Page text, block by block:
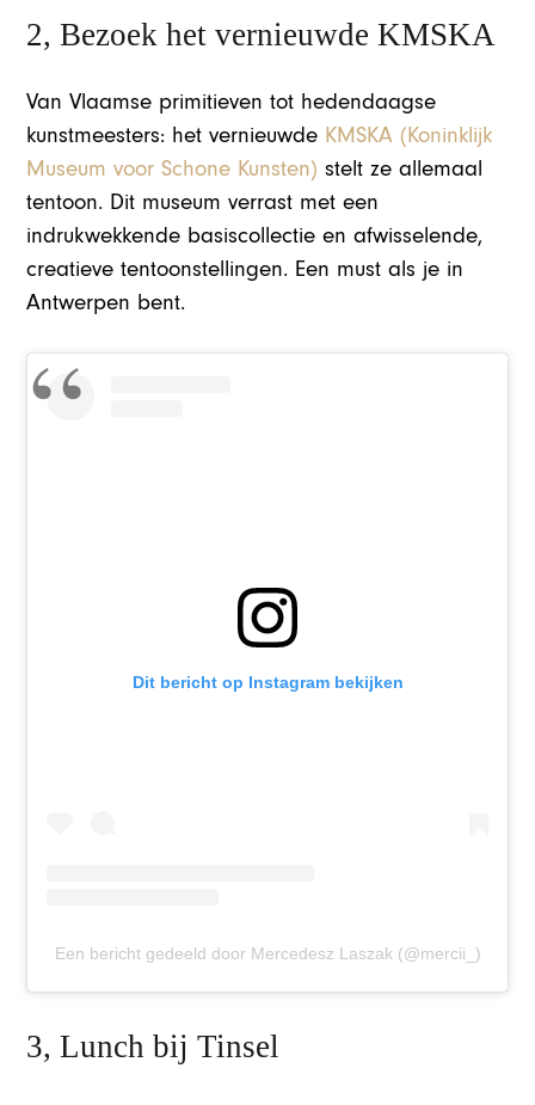
2, Bezoek het vernieuwde KMSKA
Van Vlaamse primitieven tot hedendaagse
kunstmeesters: het vernieuwde KMSKA (Koninklijk
Museum voor Schone Kunsten) stelt ze allemaal
tentoon. Dit museum verrast met een
indrukwekkende basiscollectie en afwisselende,
creatieve tentoonstellingen. Een must als je in
Antwerpen bent.
Dit bericht op Instagram bekijken
Een bericht gedeeld door Mercedesz Laszak (@mercii_)
3, Lunch bij Tinsel